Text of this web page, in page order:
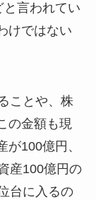
と言われてい
けではない
ことや、株
の金額も現
100億円、
産100億円の
台に入るの